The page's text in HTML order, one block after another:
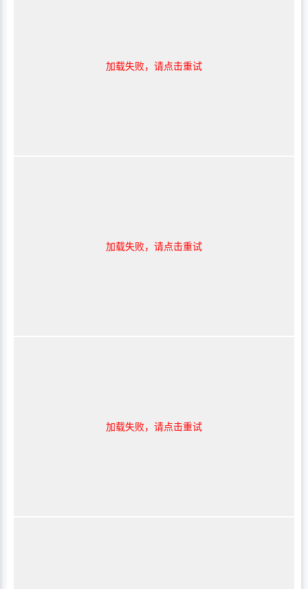
加载失败，请点击重试
加载失败，请点击重试
加载失败，请点击重试